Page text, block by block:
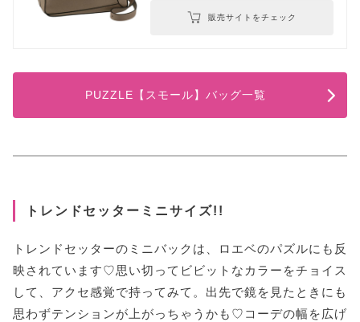
販売サイトをチェック
PUZZLE【スモール】バッグ一覧
トレンドセッターミニサイズ!!
トレンドセッターのミニバックは、ロエベのパズルにも反
映されています♡思い切ってビビットなカラーをチョイス
して、アクセ感覚で持ってみて。出先で鏡を見たときにも
思わずテンションが上がっちゃうかも♡コーデの幅を広げ